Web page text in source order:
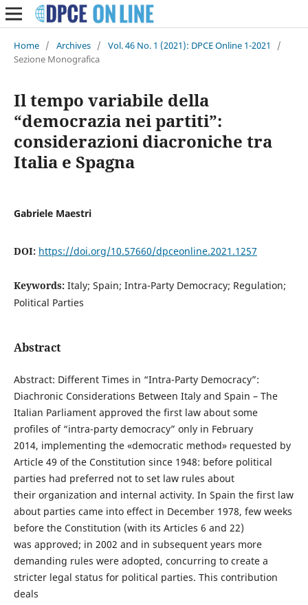
Home / Archives / Vol. 46 No. 1 (2021): DPCE Online 1-2021
/
Sezione Monografica
Il tempo variabile della
“democrazia nei partiti”:
considerazioni diacroniche tra
Italia e Spagna
Gabriele Maestri
DOI: https://doi.org/10.57660/dpceonline.2021.1257
Keywords: Italy; Spain; Intra-Party Democracy; Regulation;
Political Parties
Abstract
Abstract: Different Times in “Intra-Party Democracy”:
Diachronic Considerations Between Italy and Spain – The
Italian Parliament approved the first law about some
profiles of “intra-party democracy” only in February
2014, implementing the «democratic method» requested by
Article 49 of the Constitution since 1948: before political
parties had preferred not to set law rules about
their organization and internal activity. In Spain the first law
about parties came into effect in December 1978, few weeks
before the Constitution (with its Articles 6 and 22)
was approved; in 2002 and in subsequent years more
demanding rules were adopted, concurring to create a
stricter legal status for political parties. This contribution
deals